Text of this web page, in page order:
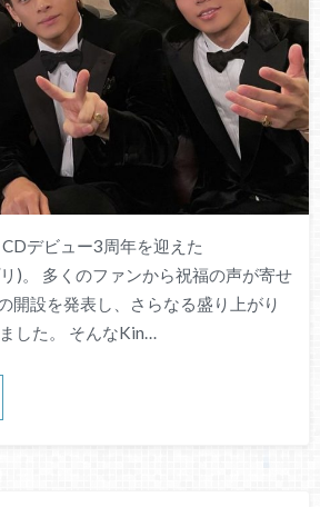
デビュー3周年を迎えた
)。 多くのファンから祝福の声が寄せ
開設を発表し、さらなる盛り上がり
した。 そんなKin…